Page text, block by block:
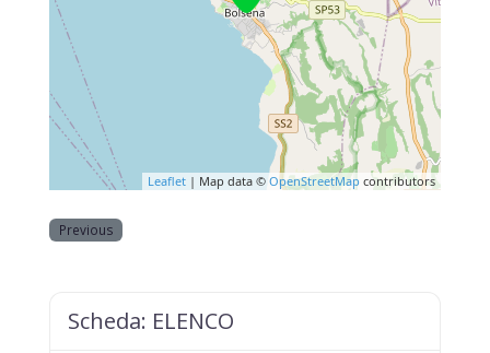
Leaflet | Map data ©OpenStreetMap contributors
Previous
Scheda: ELENCO